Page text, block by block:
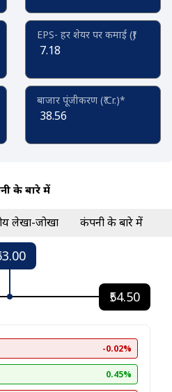
EPS- हर शेयर पर कमाई (₹)
7.18
बाजार पूंजीकरण (₹ Cr.)*
38.56
के बारे में
लेखा-जोखा कंपनी के बारे में
₹54.50
-0.02%
0.45%